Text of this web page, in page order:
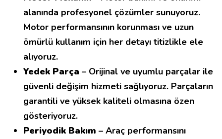
alanında profesyonel çözümler sunuyoruz.
Motor performansının korunması ve uzun
ömürlü kullanım için her detayı titizlikle ele
alıyoruz.
Yedek Parça – Orijinal ve uyumlu parçalar ile
güvenli değişim hizmeti sağlıyoruz. Parçaların
garantili ve yüksek kaliteli olmasına özen
gösteriyoruz.
Periyodik Bakım – Araç performansını